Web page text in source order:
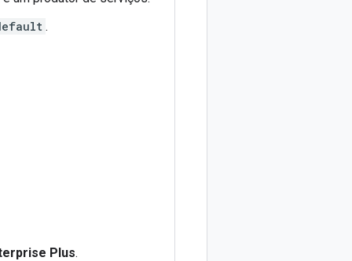
.
Plus.